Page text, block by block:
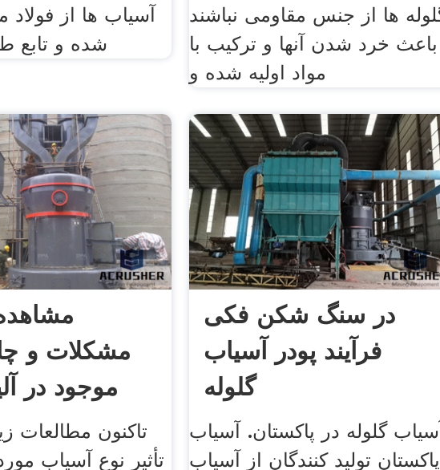
آسیاب ها از فولاد
شده و تابع
ها از جنس مقاومی نباشند
باعث خرد شدن آنها و ترکیب با
مواد اولیه شده و
مشکلات و
موجود در
تاکنون مطالعات
تأثیر نوع آسیاب
در سنگ شکن فکی
فرآیند پودر آسیاب
گلوله
گلوله در پاکستان. آسیاب
پاکستان تولید کنندگان از آسیاب